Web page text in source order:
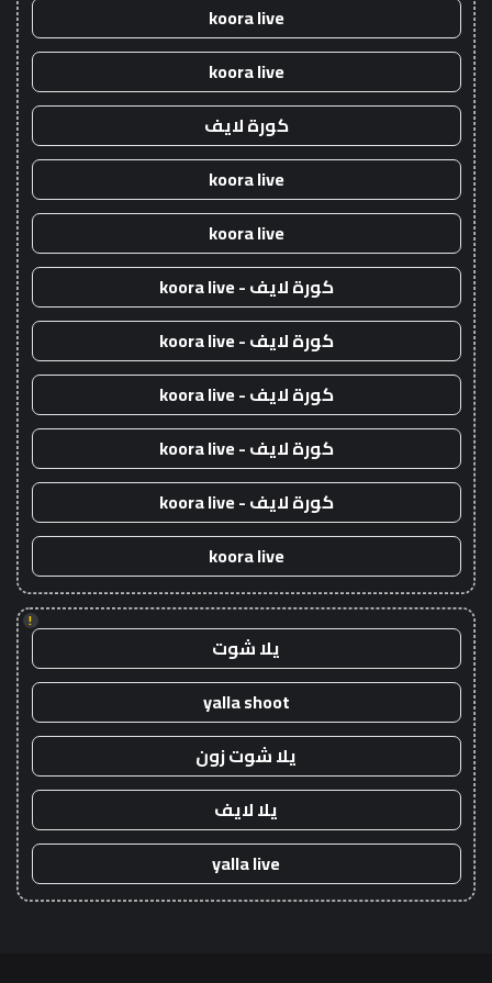
koora live
koora live
كورة لايف
koora live
koora live
كورة لايف - koora live
كورة لايف - koora live
كورة لايف - koora live
كورة لايف - koora live
كورة لايف - koora live
koora live
!
يلا شوت
yalla shoot
يلا شوت زون
يلا لايف
yalla live